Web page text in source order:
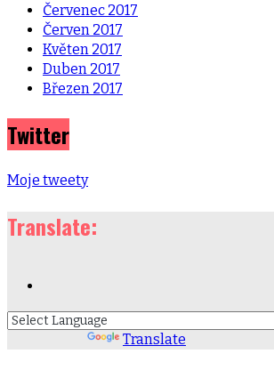
Červenec 2017
Červen 2017
Květen 2017
Duben 2017
Březen 2017
Twitter
Moje tweety
Translate:
Translate